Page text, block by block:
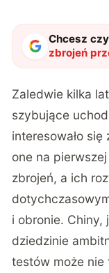
Chcesz
zbrojeń
czeka"?
Zaledwie kilka
szybujące
interesowało
one na
zbrojeń, a ich
i obronie. Chiny,
dziedzinie
testów może nie